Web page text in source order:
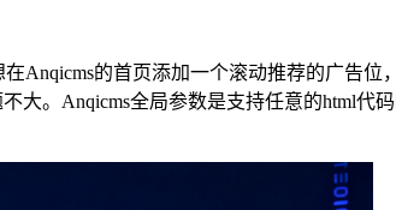
Anqicms的首页添加一个滚动推荐的广告
大。Anqicms全局参数是支持任意的html